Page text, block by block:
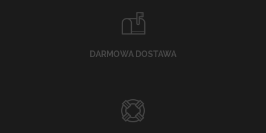
DARMOWA DOSTAWA